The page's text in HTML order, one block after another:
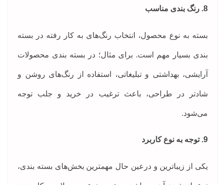
8. رنگ بندی مناسب
بسته به نوع محصول، انتخاب رنگ‌های به کار رفته در بسته
بندی بسیار مهم است. برای مثال؛ در بسته بندی محصولات
آرایشی، بهداشتی و تبلیغاتی، استفاده از رنگ‌های روشن و
شادتر در طراحی، باعث ترغیب در خرید و جلب توجه
می‌شود.
9. توجه به نوع کاربرد
یکی از زیباترین و درعین حال مهمترین بخش‌های بسته بندی،